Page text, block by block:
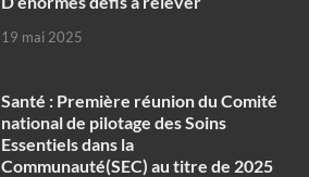
19 mai 2025
Santé : Première réunion du Comité
national de pilotage des Soins
Essentiels dans la
Communauté(SEC) au titre de 2025